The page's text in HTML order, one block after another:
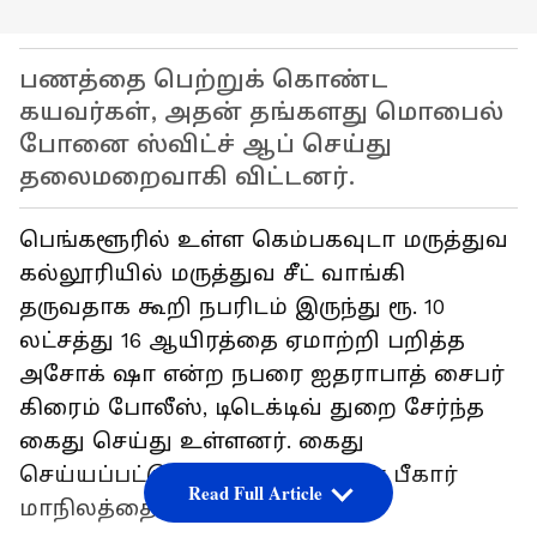
பணத்தை பெற்றுக் கொண்ட
கயவர்கள், அதன் தங்களது மொபைல்
போனை ஸ்விட்ச் ஆப் செய்து
தலைமறைவாகி விட்டனர்.
பெங்களூரில் உள்ள கெம்பகவுடா மருத்துவ
கல்லூரியில் மருத்துவ சீட் வாங்கி
தருவதாக கூறி நபரிடம் இருந்து ரூ. 10
லட்சத்து 16 ஆயிரத்தை ஏமாற்றி பறித்த
அசோக் ஷா என்ற நபரை ஐதராபாத் சைபர்
கிரைம் போலீஸ், டிடெக்டிவ் துறை சேர்ந்த
கைது செய்து உள்ளனர். கைது
செய்யப்பட்டு உள்ள அசோக் ஷா பீகார்
மாநிலத்தை சேர்ந்தவர் ஆவார்.
Read Full Article